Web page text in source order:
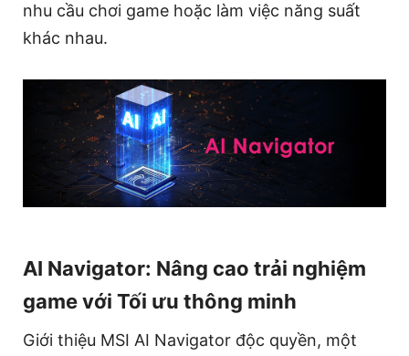
nhu cầu chơi game hoặc làm việc năng suất
khác nhau.
AI Navigator: Nâng cao trải nghiệm
game với Tối ưu thông minh
Giới thiệu MSI AI Navigator độc quyền, một